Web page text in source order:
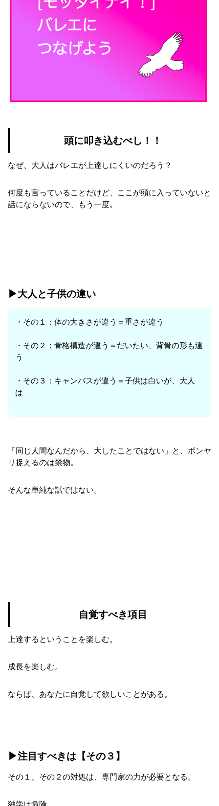
頭に叩き込むべし！！
なぜ、大人はバレエが上達しにくいのだろう？
何度も言っていることだけど、ここが頭に入っていないと
話にならないので、もう一度。
▶︎大人と子供の違い
・その１：体の大きさが違う＝重さが違う
・その２：骨格構造が違う＝だいたい、背骨の形も違
う
・その３：キャンバスが違う＝子供は白いが、大人
は…
「同じ人間なんだから、大したことではない」と、ボンヤ
リ捉えるのは禁物。
そんな単純な話ではない。
自覚すべき項目
上達するということを楽しむ。
成長を楽しむ。
ならば、あなたに自覚して欲しいことがある。
▶︎注目すべきは【その３】
その１、その２の対処は、専門家の力が必要となる。
独学は危険。